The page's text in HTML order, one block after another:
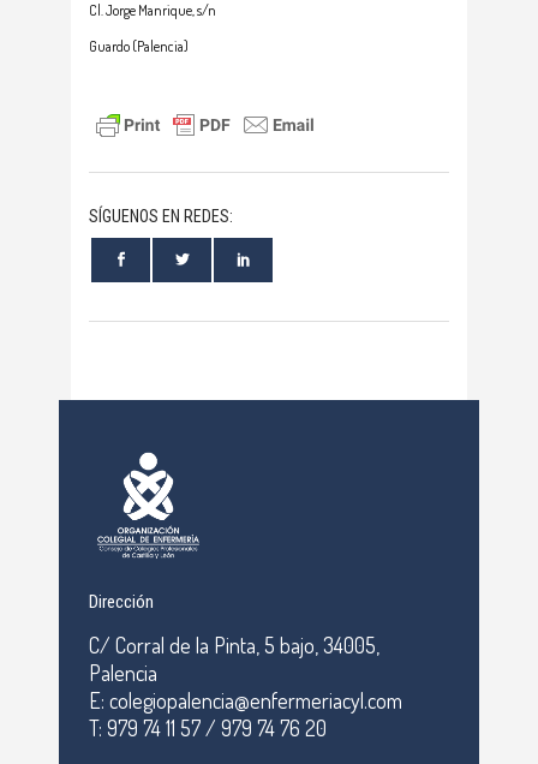
Cl. Jorge Manrique, s/n
Guardo (Palencia)
SÍGUENOS EN REDES:
Dirección
C/ Corral de la Pinta, 5 bajo, 34005,
Palencia
E: colegiopalencia@enfermeriacyl.com
T: 979 74 11 57 / 979 74 76 20